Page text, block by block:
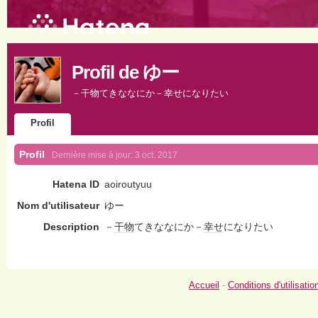
Profil de ゆー
－干物てきななにか－幸せになりたい
Profil
Profil Dernière mise à jour: 3 oct. 2017
Hatena ID aoiroutyuu
Nom d'utilisateur ゆー
Description
－ 干物てきななにか－ 幸せになりたい
Accueil - Conditions